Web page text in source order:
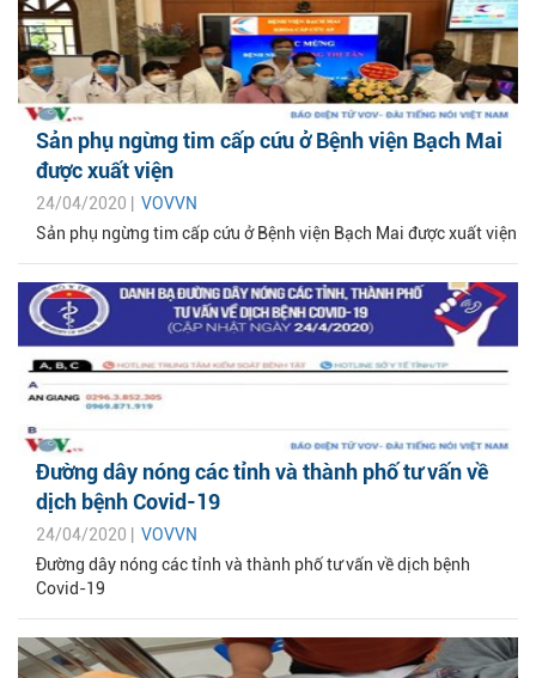
Sản phụ ngừng tim cấp cứu ở Bệnh viện Bạch Mai
được xuất viện
24/04/2020 | VOVVN
Sản phụ ngừng tim cấp cứu ở Bệnh viện Bạch Mai được xuất viện
Đường dây nóng các tỉnh và thành phố tư vấn về
dịch bệnh Covid-19
24/04/2020 | VOVVN
Đường dây nóng các tỉnh và thành phố tư vấn về dịch bệnh
Covid-19